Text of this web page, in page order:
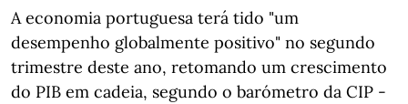
A economia portuguesa terá tido "um
desempenho globalmente positivo" no segundo
trimestre deste ano, retomando um crescimento
do PIB em cadeia, segundo o barómetro da CIP -